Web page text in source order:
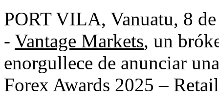
PORT VILA, Vanuatu, 8
- Vantage Markets, un
enorgullece de anunciar
Forex Awards 2025 –